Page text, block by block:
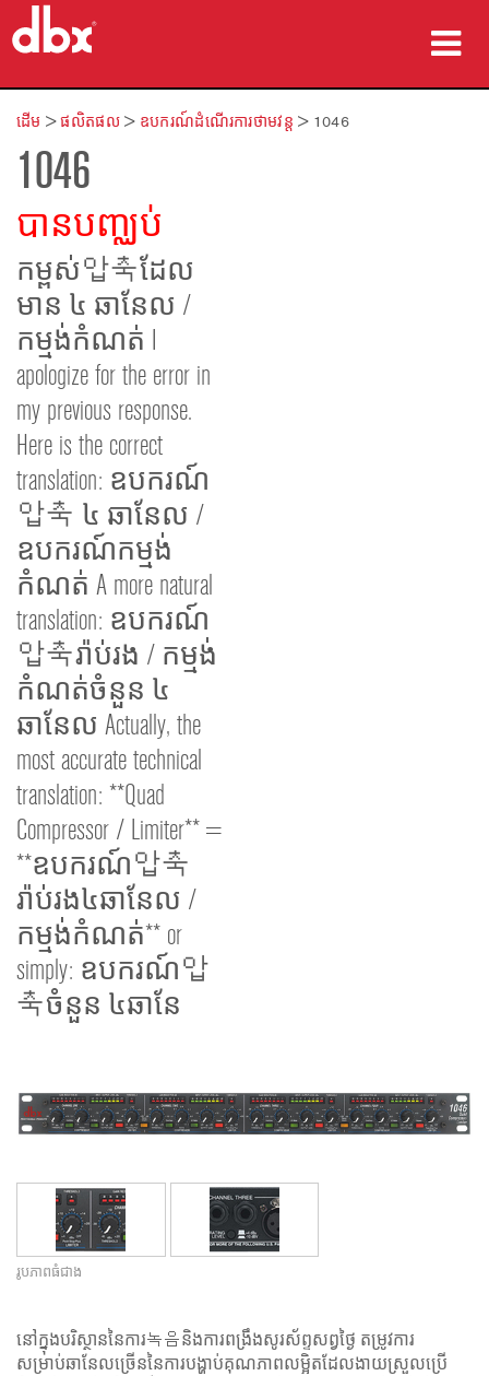
ផលិតផល
ករណីសិក្សា
កន្លែងទិញ
បណ្ដុះបណ្ដាល
ការគាំទ្រ
ភាសា/តំបន់
ដើម >ផលិតផល> ឧបករណ៍ដំណើរការថាមវន្ត > 1046
1046
បានបញ្ឈប់
កម្ពស់압축ដែល
មាន ៤ ឆានែល /
កម្មង់កំណត់ I
apologize for the error in
my previous response.
Here is the correct
translation: ឧបករណ៍
압축 ៤ ឆានែល /
ឧបករណ៍កម្មង់
កំណត់ A more natural
translation: ឧបករណ៍
압축រ៉ាប់រង / កម្មង់
កំណត់ចំនួន ៤
ឆានែល Actually, the
most accurate technical
translation: **Quad
Compressor / Limiter** =
**ឧបករណ៍압축
រ៉ាប់រង៤ឆានែល /
កម្មង់កំណត់** or
simply: ឧបករណ៍압
축ចំនួន ៤ឆានែ
រូបភាពធំជាង
នៅក្នុងបរិស្ថាននៃការ녹음និងការពង្រឹងសូរស័ព្ទសព្វថ្ងៃ តម្រូវការ
សម្រាប់ឆានែលច្រើននៃការបង្ហាប់គុណភាពលម្អិតដែលងាយស្រួលប្រើ